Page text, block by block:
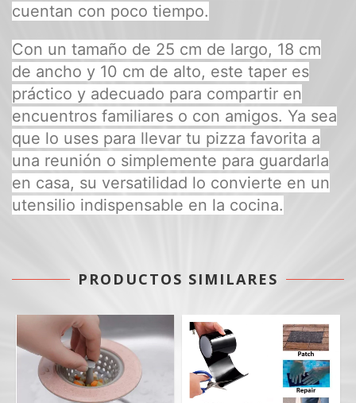
cuentan con poco tiempo.
Con un tamaño de 25 cm de largo, 18 cm
de ancho y 10 cm de alto, este taper es
práctico y adecuado para compartir en
encuentros familiares o con amigos. Ya sea
que lo uses para llevar tu pizza favorita a
una reunión o simplemente para guardarla
en casa, su versatilidad lo convierte en un
utensilio indispensable en la cocina.
PRODUCTOS SIMILARES